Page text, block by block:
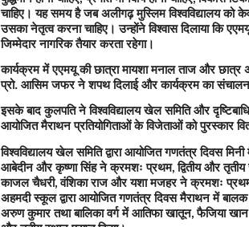
चाहिए। यह समय है जब अलीगढ़ मुस्लिम विश्वविद्यालय
उसका नेतृत्व करना चाहिए। उन्होंने विश्वास दिलाया कि
जिम्मेदार नागरिक तैयार करता रहेगा।
कार्यक्रम में एएमयू की छात्रा मायशा मनाल ताज और
प्रो. आसिम जफर ने शपथ दिलाई और कार्यक्रम का
इसके बाद कुलपति ने विश्वविद्यालय खेल समिति और
आयोजित मैराथन प्रतियोगिताओं के विजेताओं को पुरस्कार
विश्वविद्यालय खेल समिति द्वारा आयोजित गणतंत्र दिवस
आबेदीन और कृष्णा सिंह ने क्रमशः प्रथम,द्वितीय और
काजल चैधरी,वंशिका राज और यशा मजहर ने क्रमशः
अहमदी स्कूल द्वारा आयोजित गणतंत्र दिवस मैराथन में
अरुण कुमार तथा बालिका वर्ग में आतिफा खातून,फैजिया